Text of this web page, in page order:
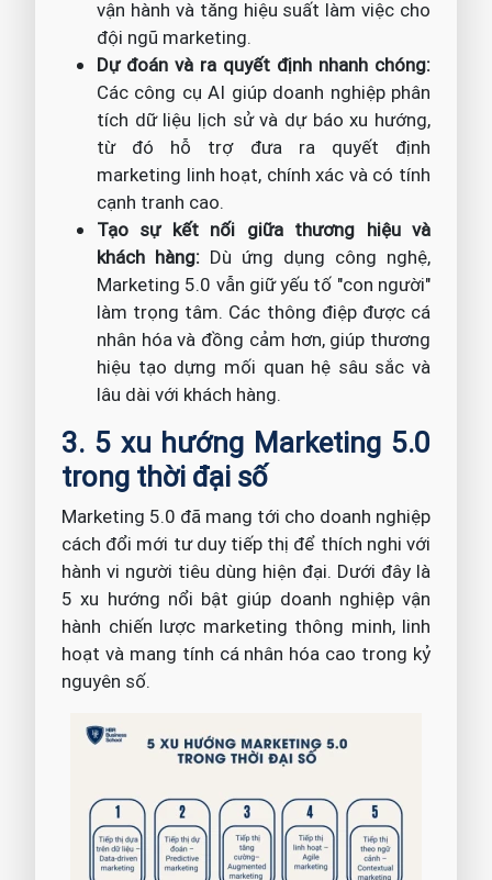
vận hành và tăng hiệu suất làm việc cho
đội ngũ marketing.
Dự đoán và ra quyết định nhanh chóng:
Các công cụ AI giúp doanh nghiệp phân
tích dữ liệu lịch sử và dự báo xu hướng,
từ đó hỗ trợ đưa ra quyết định
marketing linh hoạt, chính xác và có tính
cạnh tranh cao.
Tạo sự kết nối giữa thương hiệu và
khách hàng: Dù ứng dụng công nghệ,
Marketing 5.0 vẫn giữ yếu tố "con người"
làm trọng tâm. Các thông điệp được cá
nhân hóa và đồng cảm hơn, giúp thương
hiệu tạo dựng mối quan hệ sâu sắc và
lâu dài với khách hàng.
3. 5 xu hướng Marketing 5.0
trong thời đại số
Marketing 5.0 đã mang tới cho doanh nghiệp
cách đổi mới tư duy tiếp thị để thích nghi với
hành vi người tiêu dùng hiện đại. Dưới đây là
5 xu hướng nổi bật giúp doanh nghiệp vận
hành chiến lược marketing thông minh, linh
hoạt và mang tính cá nhân hóa cao trong kỷ
nguyên số.